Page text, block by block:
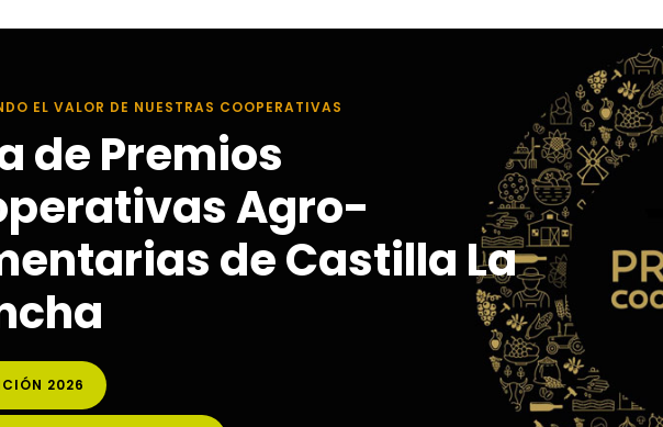
EL VALOR DE NUESTRAS COOPERATIVAS
de Premios
Agro-
de Castilla La
2026